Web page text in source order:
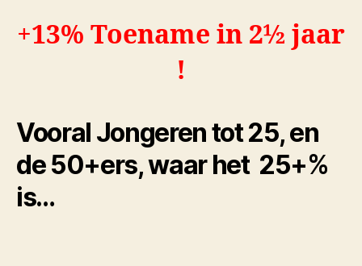
+13% Toename in 2½ jaar
!
Vooral Jongeren tot 25, en
de 50+ers, waar het 25+%
is…